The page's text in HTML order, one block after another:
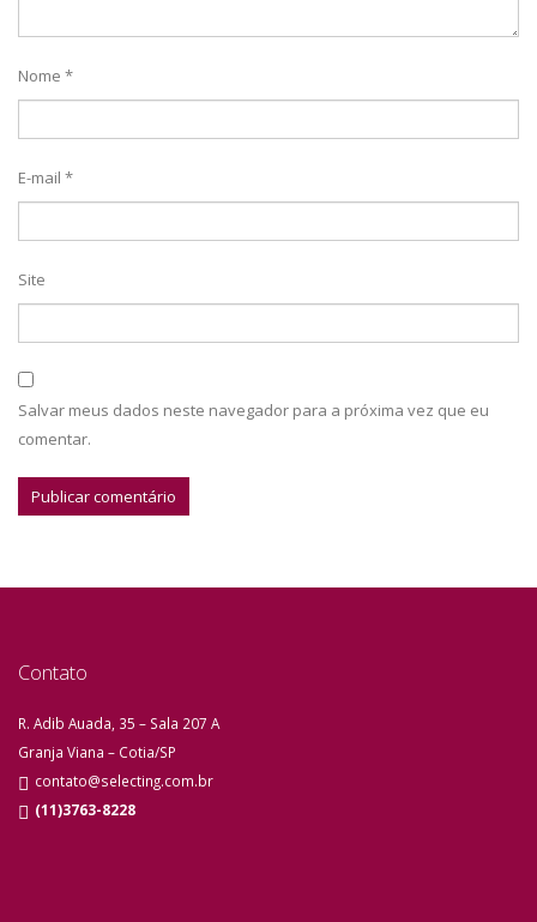
Nome *
E-mail *
Site
Salvar meus dados neste navegador para a próxima vez que eu
comentar.
Contato
R. Adib Auada, 35 – Sala 207 A
Granja Viana – Cotia/SP
contato@selecting.com.br
(11)3763-8228